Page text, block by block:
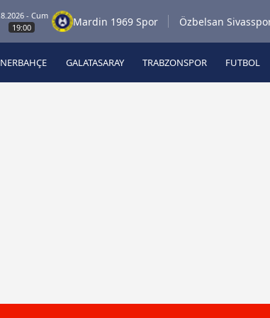
- Cum
Mardin 1969 Spor Özbelsan Sivasspor
Beşiktaş
GALATASARAY TRABZONSPOR FUTBOL